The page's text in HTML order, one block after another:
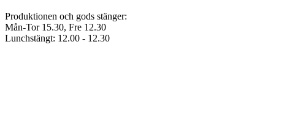
Produktionen och gods stänger:
Mån-Tor 15.30, Fre 12.30
Lunchstängt: 12.00 - 12.30